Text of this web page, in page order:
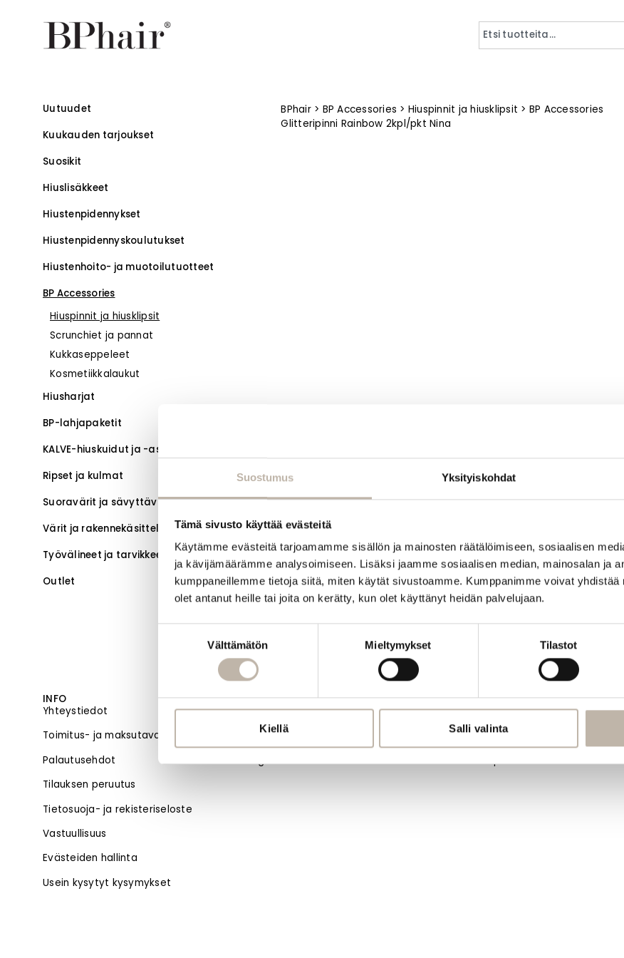
Suostumus Yksityiskohdat
Tämä sivusto käyttää evästeitä
Käytämme evästeitä tarjoamamme sisällön ja mainosten räätälöimiseen, sosiaalisen
ja kävijämäärämme analysoimiseen. Lisäksi jaamme sosiaalisen median, mainosalan ja
kumppaneillemme tietoja siitä, miten käytät sivustoamme. Kumppanimme voivat yhdistää
olet antanut heille tai joita on kerätty, kun olet käyttänyt heidän palvelujaan.
Välttämätön Mieltymykset Tilastot
Kiellä Salli valinta
Uutuudet
Kuukauden tarjoukset
Suosikit
Hiuslisäkkeet
Hiustenpidennykset
Hiustenpidennys­koulutukset
–
Hiustenhoito- ja muotoilutuotteet
BP Accessories
Hiuspinnit ja hiusklipsit
Scrunchiet ja pannat
Kukkaseppeleet
Kosmetiikkalaukut
Hiusharjat
BP-lahjapaketit
KALVE-hiuskuidut ja -asusteet
Ripset ja kulmat
Suoravärit ja sävyttävät hoitoaineet
Värit ja rakennekäsittelyt
Työvälineet ja tarvikkeet
Outlet
BPhair> BP Accessories > Hiuspinnit ja hiusklipsit > BP Accessories
Glitteripinni Rainbow 2kpl/pkt Nina
INFO
Yhteystiedot
Toimitus- ja maksutavat
Palautusehdot
Tilauksen peruutus
Tietosuoja- ja rekisteriseloste
Vastuullisuus
Evästeiden hallinta
Usein kysytyt kysymykset
MENU
Etusivu
Uutuudet
PRO
Oma tili
Jälleenmyyjät